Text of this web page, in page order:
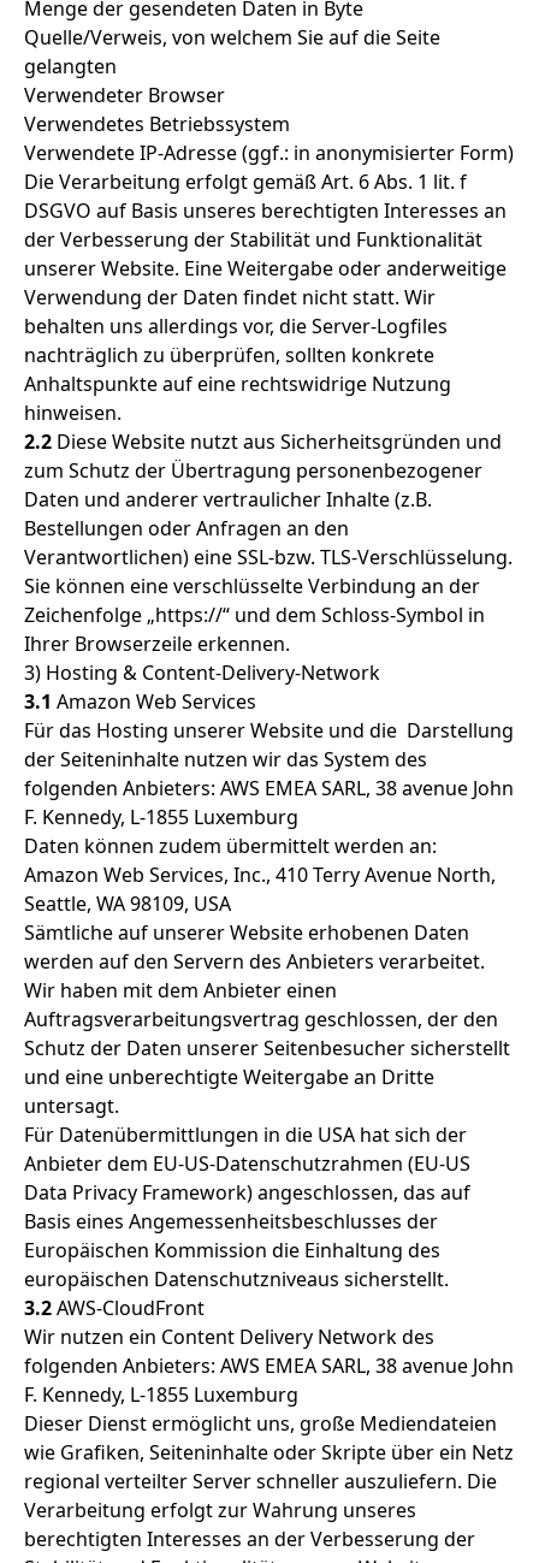
Menge der gesendeten Daten in Byte
Quelle/Verweis, von welchem Sie auf die Seite
gelangten
Verwendeter Browser
Verwendetes Betriebssystem
Verwendete IP-Adresse (ggf.: in anonymisierter Form)
Die Verarbeitung erfolgt gemäß Art. 6 Abs. 1 lit. f
DSGVO auf Basis unseres berechtigten Interesses an
der Verbesserung der Stabilität und Funktionalität
unserer Website. Eine Weitergabe oder anderweitige
Verwendung der Daten findet nicht statt. Wir
behalten uns allerdings vor, die Server-Logfiles
nachträglich zu überprüfen, sollten konkrete
Anhaltspunkte auf eine rechtswidrige Nutzung
hinweisen.
2.2 Diese Website nutzt aus Sicherheitsgründen und
zum Schutz der Übertragung personenbezogener
Daten und anderer vertraulicher Inhalte (z.B.
Bestellungen oder Anfragen an den
Verantwortlichen) eine SSL-bzw. TLS-Verschlüsselung.
Sie können eine verschlüsselte Verbindung an der
Zeichenfolge „https://“ und dem Schloss-Symbol in
Ihrer Browserzeile erkennen.
3) Hosting & Content-Delivery-Network
3.1 Amazon Web Services
Für das Hosting unserer Website und die Darstellung
der Seiteninhalte nutzen wir das System des
folgenden Anbieters: AWS EMEA SARL, 38 avenue John
F. Kennedy, L-1855 Luxemburg
Daten können zudem übermittelt werden an:
Amazon Web Services, Inc., 410 Terry Avenue North,
Seattle, WA 98109, USA
Sämtliche auf unserer Website erhobenen Daten
werden auf den Servern des Anbieters verarbeitet.
Wir haben mit dem Anbieter einen
Auftragsverarbeitungsvertrag geschlossen, der den
Schutz der Daten unserer Seitenbesucher sicherstellt
und eine unberechtigte Weitergabe an Dritte
untersagt.
Für Datenübermittlungen in die USA hat sich der
Anbieter dem EU-US-Datenschutzrahmen (EU-US
Data Privacy Framework) angeschlossen, das auf
Basis eines Angemessenheitsbeschlusses der
Europäischen Kommission die Einhaltung des
europäischen Datenschutzniveaus sicherstellt.
3.2AWS-CloudFront
Wir nutzen ein Content Delivery Network des
folgenden Anbieters: AWS EMEA SARL, 38 avenue John
F. Kennedy, L-1855 Luxemburg
Dieser Dienst ermöglicht uns, große Mediendateien
wie Grafiken, Seiteninhalte oder Skripte über ein Netz
regional verteilter Server schneller auszuliefern. Die
Verarbeitung erfolgt zur Wahrung unseres
berechtigten Interesses an der Verbesserung der